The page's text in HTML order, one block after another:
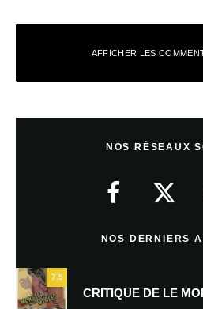
AFFICHER LES
NOS RÉSEAUX
NOS DERNIERS
7.5
CRITIQUE DE LE